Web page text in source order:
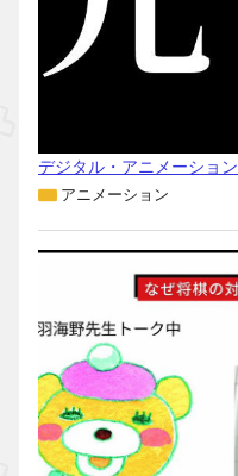
デジタル・アニメーショ
アニメーション